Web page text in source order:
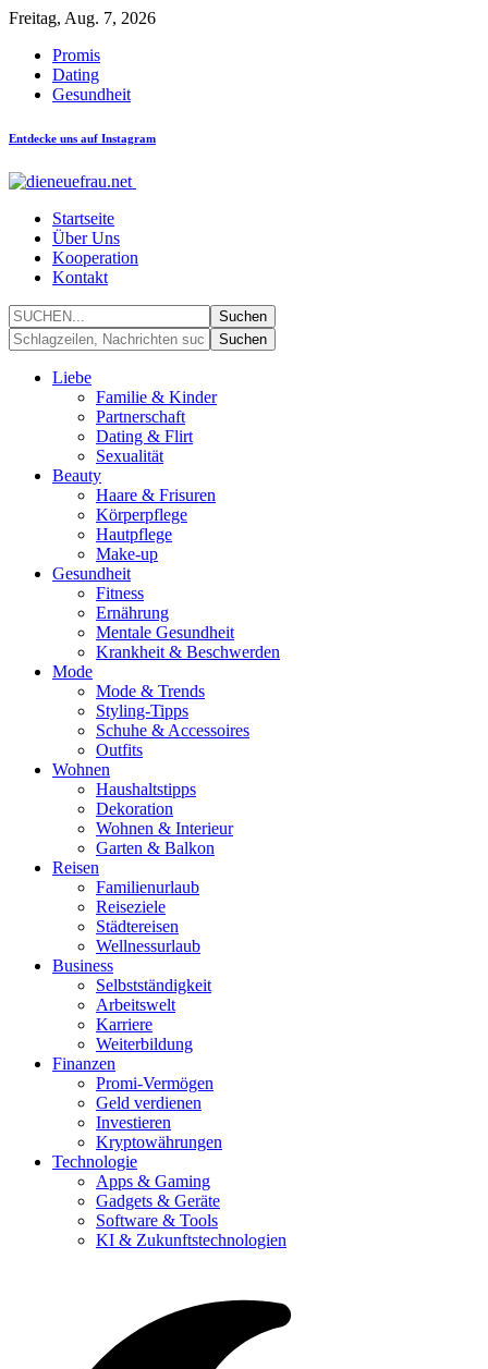
Freitag, Aug. 7, 2026
Promis
Dating
Gesundheit
Entdecke uns auf Instagram
Startseite
Über Uns
Kooperation
Kontakt
Liebe
Familie & Kinder
Partnerschaft
Dating & Flirt
Sexualität
Beauty
Haare & Frisuren
Körperpflege
Hautpflege
Make-up
Gesundheit
Fitness
Ernährung
Mentale Gesundheit
Krankheit & Beschwerden
Mode
Mode & Trends
Styling-Tipps
Schuhe & Accessoires
Outfits
Wohnen
Haushaltstipps
Dekoration
Wohnen & Interieur
Garten & Balkon
Reisen
Familienurlaub
Reiseziele
Städtereisen
Wellnessurlaub
Business
Selbstständigkeit
Arbeitswelt
Karriere
Weiterbildung
Finanzen
Promi-Vermögen
Geld verdienen
Investieren
Kryptowährungen
Technologie
Apps & Gaming
Gadgets & Geräte
Software & Tools
KI & Zukunftstechnologien